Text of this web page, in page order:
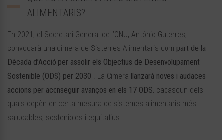
ALIMENTARIS?
En 2021, el Secretari General de l’ONU, António Guterres,
convocarà una cimera de Sistemes Alimentaris com part de la
Dècada d’Acció per assolir els Objectius de Desenvolupament
Sostenible (ODS) per 2030 . La Cimera llanzará noves i audaces
accions per aconseguir avanços en els 17 ODS, cadascun dels
quals depèn en certa mesura de sistemes alimentaris més
saludables, sostenibles i equitatius.